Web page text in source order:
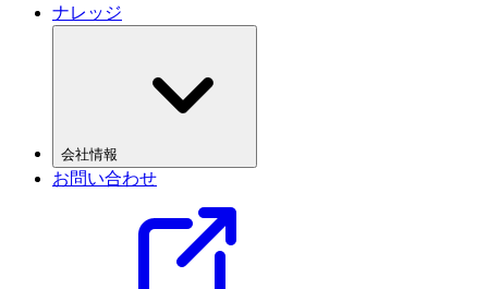
ナレッジ
会社情報
お問い合わせ